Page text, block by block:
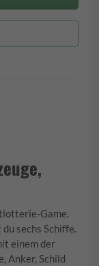
Game.
sechs Schiffe.
einem der
Anker, Schild